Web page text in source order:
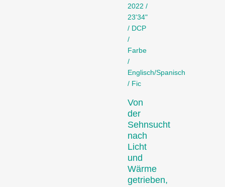
2022 /
23'34"
/ DCP
/
Farbe
/
Englisch/Spanisch
/ Fic
Von
der
Sehnsucht
nach
Licht
und
Wärme
getrieben,
Filmische Einblicke in eine
Region, ein soziales
Phänomen oder einen
künstlerischen Trend.
Person im Fokus